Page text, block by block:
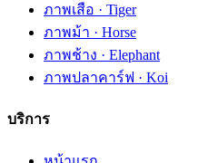
ภาพเสือ · Tiger
ภาพม้า · Horse
ภาพช้าง · Elephant
ภาพปลาคาร์ฟ · Koi
บริการ